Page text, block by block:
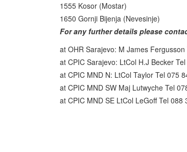
1555 Kosor (Mostar)
1650 Gornji Bijenja (Nevesinje)
For any further details please
at OHR Sarajevo: M James
at CPIC Sarajevo: LtCol H.J Becker
at CPIC MND N: LtCol Taylor Tel 075
at CPIC MND SW Maj Lutwyche Tel
at CPIC MND SE LtCol LeGoff Tel 088